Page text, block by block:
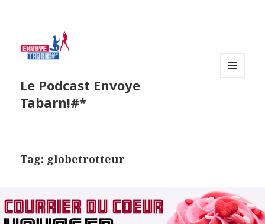
Le Podcast Envoye
Tabarn!#*
Tag: globetrotteur